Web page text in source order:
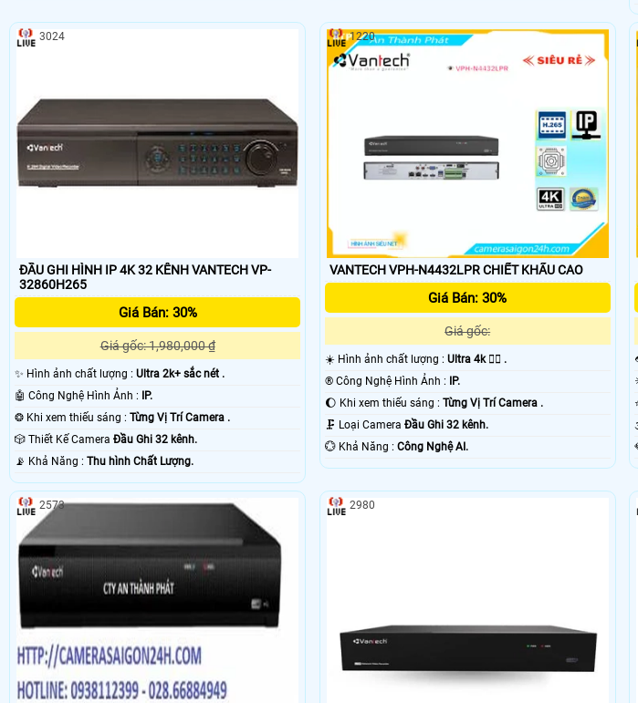
ĐẦU GHI HÌNH IP 4K 32 KÊNH VANTECH VP-
32860H265
Giá Bán: 30%
Giá gốc: 1,980,000 ₫
✨ Hình ảnh chất lượng : Ultra 2k+ sắc nét .
🤖️ Công Nghệ Hình Ảnh : IP.
❂ Khi xem thiếu sáng : Từng Vị Trí Camera .
🎲 Thiết Kế Camera Đầu Ghi 32 kênh.
️📡 Khả Năng : Thu hình Chất Lượng.
3024
VANTECH VPH-N4432LPR CHIẾT KHẤU CAO
Giá Bán: 30%
Giá gốc:
☀️ Hình ảnh chất lượng : Ultra 4k 👍🏾 .
®️ Công Nghệ Hình Ảnh : IP.
🌔 Khi xem thiếu sáng : Từng Vị Trí Camera .
🗜️ Loại Camera Đầu Ghi 32 kênh.
️💮 Khả Năng : Công Nghệ AI.
1220
2573 2980